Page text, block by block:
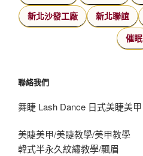
新北沙發工廠 新北聯誼
催眠
聯絡我們
舞睫 Lash Dance 日式美睫美甲
美睫美甲/美睫教學/美甲教學
韓式半永久紋繡教學/飄眉